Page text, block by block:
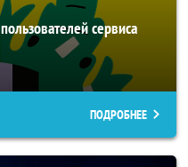
сервиса
ПОДРОБНЕЕ